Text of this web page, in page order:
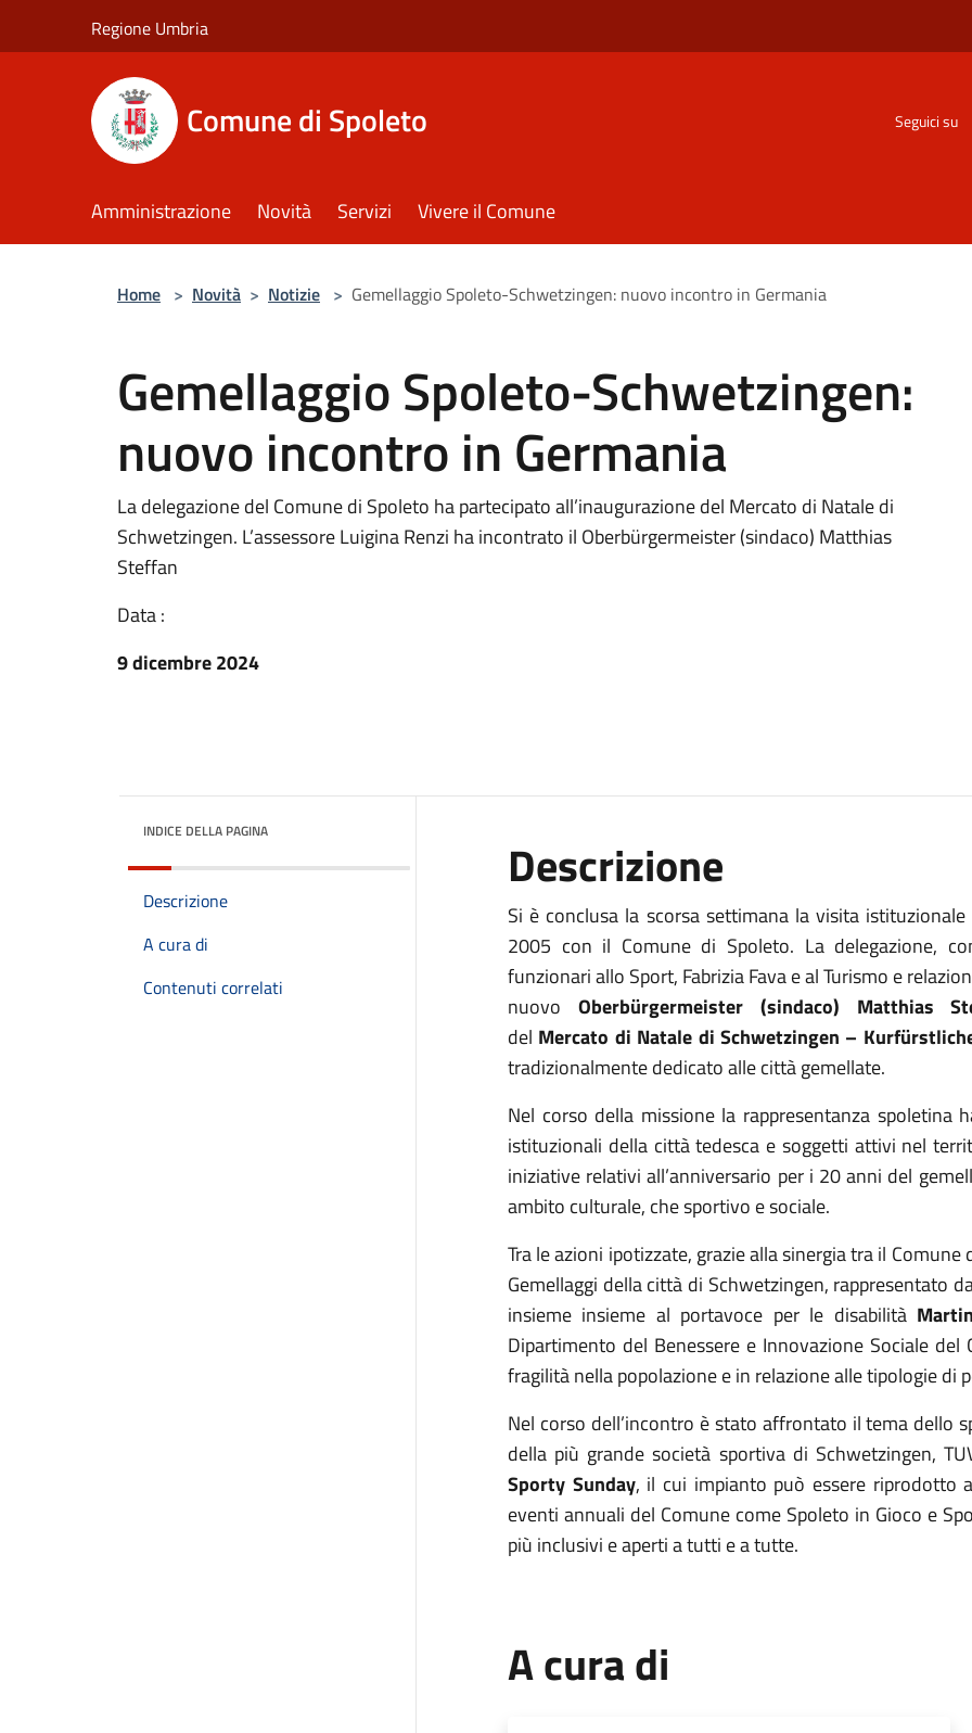
Regione Umbria
Comune di Spoleto Seguici su
Amministrazione Novità Servizi Vivere il Comune
Home > Novità > Notizie > Gemellaggio Spoleto-Schwetzingen: nuovo incontro in Germania
Gemellaggio Spoleto-Schwetzingen:
nuovo incontro in Germania
La delegazione del Comune di Spoleto ha partecipato all’inaugurazione del Mercato di Natale di
Schwetzingen. L’assessore Luigina Renzi ha incontrato il Oberbürgermeister (sindaco) Matthias
Steffan
Data :
9 dicembre 2024
INDICE DELLA PAGINA
Descrizione
A cura di
Contenuti correlati
Descrizione
Si è conclusa la scorsa settimana la visita
2005 con il Comune di Spoleto. La delegazione,
funzionari allo Sport, Fabrizia Fava e al Turismo e
nuovo Oberbürgermeister (sindaco) Matthias
del Mercato di Natale di Schwetzingen –
tradizionalmente dedicato alle città gemellate.
Nel corso della missione la rappresentanza
istituzionali della città tedesca e soggetti attivi nel
iniziative relativi all’anniversario per i 20 anni del
ambito culturale, che sportivo e sociale.
Tra le azioni ipotizzate, grazie alla sinergia tra il
Gemellaggi della città di Schwetzingen, rappresentato
insieme insieme al portavoce per le disabilità
Dipartimento del Benessere e Innovazione Sociale
fragilità nella popolazione e in relazione alle tipologie di
Nel corso dell’incontro è stato affrontato il tema dello
della più grande società sportiva di Schwetzingen,
Sporty Sunday, il cui impianto può essere riprodotto
eventi annuali del Comune come Spoleto in Gioco e
più inclusivi e aperti a tutti e a tutte.
A cura di